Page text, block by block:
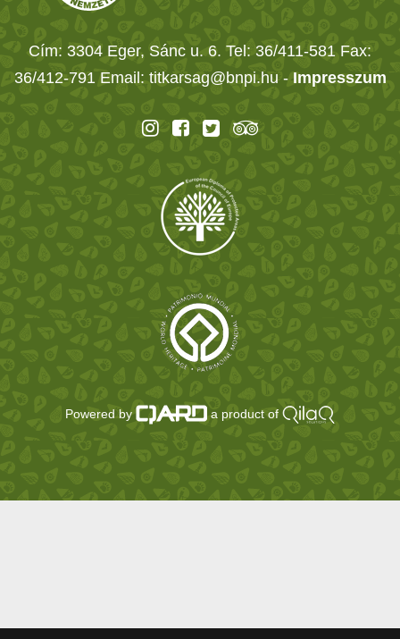
Cím: 3304 Eger, Sánc u. 6. Tel: 36/411-581 Fax:
36/412-791 Email: titkarsag@bnpi.hu - Impresszum
Powered by a product of